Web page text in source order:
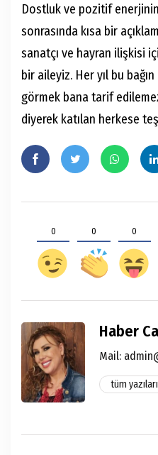
Dostluk ve pozitif
sonrasında kısa bir
sanatçı ve hayran ilişkisi
bir aileyiz. Her yıl bu
görmek bana tarif
diyerek katılan herkese
0 0 0
Haber
Mail:
tüm yazıları